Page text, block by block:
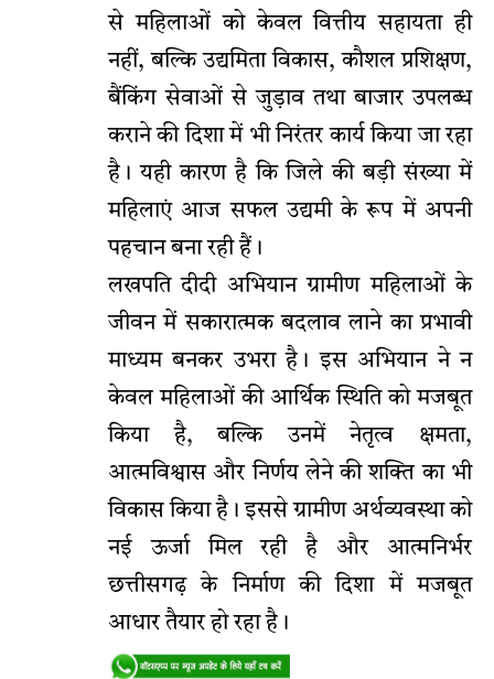
से महिलाओं को केवल वित्तीय सहायता ही
नहीं, बल्कि उद्यमिता विकास, कौशल प्रशिक्षण,
बैंकिंग सेवाओं से जुड़ाव तथा बाजार उपलब्ध
कराने की दिशा में भी निरंतर कार्य किया जा रहा
है। यही कारण है कि जिले की बड़ी संख्या में
महिलाएं आज सफल उद्यमी के रूप में अपनी
पहचान बना रही हैं।
लखपति दीदी अभियान ग्रामीण महिलाओं के
जीवन में सकारात्मक बदलाव लाने का प्रभावी
माध्यम बनकर उभरा है। इस अभियान ने न
केवल महिलाओं की आर्थिक स्थिति को मजबूत
किया है, बल्कि उनमें नेतृत्व क्षमता,
आत्मविश्वास और निर्णय लेने की शक्ति का भी
विकास किया है। इससे ग्रामीण अर्थव्यवस्था को
नई ऊर्जा मिल रही है और आत्मनिर्भर
छत्तीसगढ़ के निर्माण की दिशा में मजबूत
आधार तैयार हो रहा है।